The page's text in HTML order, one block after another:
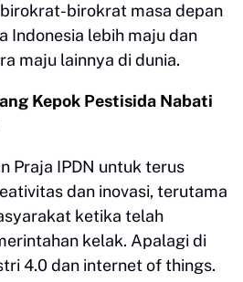
birokrat-birokrat masa depan
Indonesia lebih maju dan
maju lainnya di dunia.
Kepok Pestisida Nabati
Praja IPDN untuk terus
dan inovasi, terutama
ketika telah
kelak. Apalagi di
4.0 dan internet of things.